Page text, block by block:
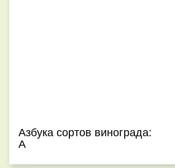
Азбука сортов винограда:
А